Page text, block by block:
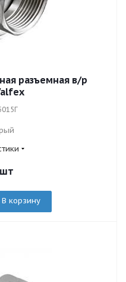
разъемная в/р
В корзину